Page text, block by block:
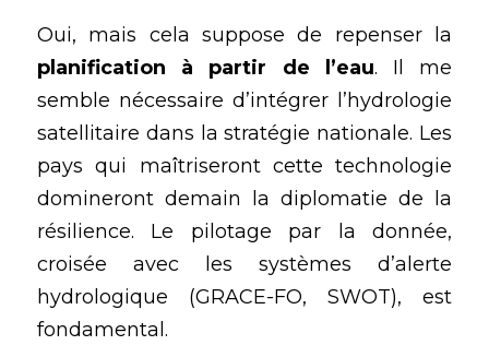
planification à partir de l’eau. Il me
semble nécessaire d’intégrer l’hydrologie
satellitaire dans la stratégie nationale. Les
pays qui maîtriseront cette technologie
domineront demain la diplomatie de la
résilience. Le pilotage par la donnée,
croisée avec les systèmes d’alerte
hydrologique (GRACE-FO, SWOT), est
fondamental.